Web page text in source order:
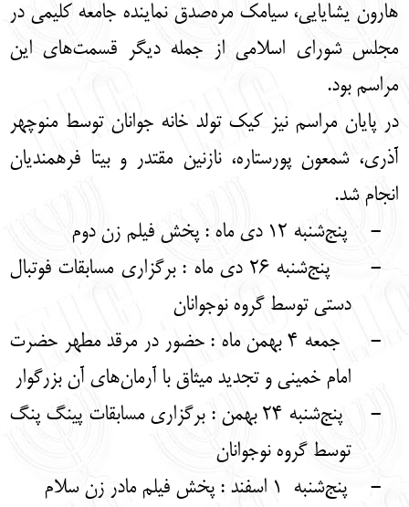
هارون یشایایی، سیامک مره‌صدق نماینده جامعه کلیمی در
مجلس شورای اسلامی از جمله دیگر قسمت‌های این
مراسم بود.
در پایان مراسم نیز کیک تولد خانه جوانان توسط منوچهر
آذری، شمعون پورستاره، نازنین مقتدر و بیتا فرهمندیان
انجام شد.
-
پنج‌شنبه 12 دی ماه : پخش فیلم زن دوم
-
پنج‌شنبه 26 دی ماه : برگزاری مسابقات فوتبال
دستی توسط گروه نوجوانان
-
جمعه 4 بهمن ماه : حضور در مرقد مطهر حضرت
امام خمینی و تجدید میثاق با آرمان‌های آن بزرگوار
-
پنج‌شنبه 24 بهمن : برگزاری مسابقات پینگ پنگ
توسط گروه نوجوانان
-
پنج‌شنبه 1 اسفند : پخش فیلم مادر زن سلام